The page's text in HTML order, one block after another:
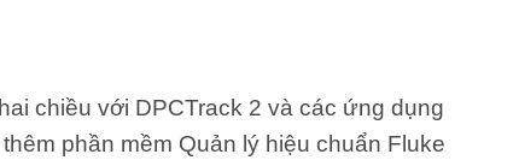
chiều với DPCTrack 2 và các ứng dụng
phần mềm Quản lý hiệu chuẩn Fluke